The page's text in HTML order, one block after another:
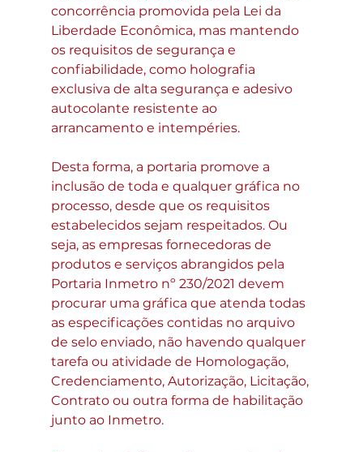
concorrência promovida pela Lei da
Liberdade Econômica, mas mantendo
os requisitos de segurança e
confiabilidade, como holografia
exclusiva de alta segurança e adesivo
autocolante resistente ao
arrancamento e intempéries.
Desta forma, a portaria promove a
inclusão de toda e qualquer gráfica no
processo, desde que os requisitos
estabelecidos sejam respeitados. Ou
seja, as empresas fornecedoras de
produtos e serviços abrangidos pela
Portaria Inmetro nº 230/2021 devem
procurar uma gráfica que atenda todas
as especificações contidas no arquivo
de selo enviado, não havendo qualquer
tarefa ou atividade de Homologação,
Credenciamento, Autorização, Licitação,
Contrato ou outra forma de habilitação
junto ao Inmetro.